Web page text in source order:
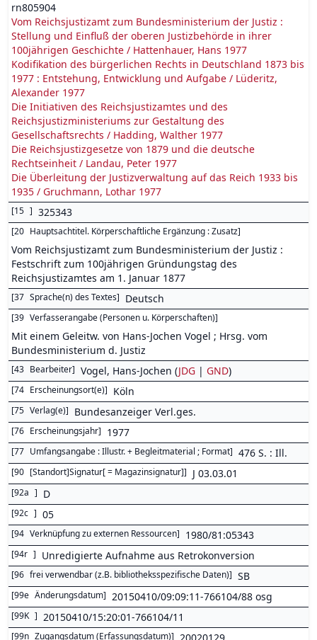
rn805904
Vom Reichsjustizamt zum Bundesministerium der Justiz :
Stellung und Einfluß der oberen Justizbehörde in ihrer
100jährigen Geschichte / Hattenhauer, Hans 1977
Kodifikation des bürgerlichen Rechts in Deutschland 1873 bis
1977 : Entstehung, Entwicklung und Aufgabe / Lüderitz,
Alexander 1977
Die Initiativen des Reichsjustizamtes und des
Reichsjustizministeriums zur Gestaltung des
Gesellschaftsrechts / Hadding, Walther 1977
Die Reichsjustizgesetze von 1879 und die deutsche
Rechtseinheit / Landau, Peter 1977
Die Überleitung der Justizverwaltung auf das Reich 1933 bis
1935 / Gruchmann, Lothar 1977
[15 ] 325343
[20 Hauptsachtitel. Körperschaftliche Ergänzung : Zusatz]
Vom Reichsjustizamt zum Bundesministerium der Justiz :
Festschrift zum 100jährigen Gründungstag des
Reichsjustizamtes am 1. Januar 1877
[37 Sprache(n) des Textes] Deutsch
[39 Verfasserangabe (Personen u. Körperschaften)]
Mit einem Geleitw. von Hans-Jochen Vogel ; Hrsg. vom
Bundesministerium d. Justiz
[43 Bearbeiter] Vogel, Hans-Jochen (JDG | GND)
[74 Erscheinungsort(e)] Köln
[75 Verlag(e)] Bundesanzeiger Verl.ges.
[76 Erscheinungsjahr] 1977
[77 Umfangsangabe : Illustr. + Begleitmaterial ; Format] 476 S. : Ill.
[90 [Standort]Signatur[ = Magazinsignatur]] J 03.03.01
[92a ] D
[92c ] 05
[94 Verknüpfung zu externen Ressourcen] 1980/81:05343
[94r ] Unredigierte Aufnahme aus Retrokonversion
[96 frei verwendbar (z.B. bibliotheksspezifische Daten)] SB
[99e Änderungsdatum] 20150410/09:09:11-766104/88 osg
[99K ] 20150410/15:20:01-766104/11
[99n Zugangsdatum (Erfassungsdatum)]